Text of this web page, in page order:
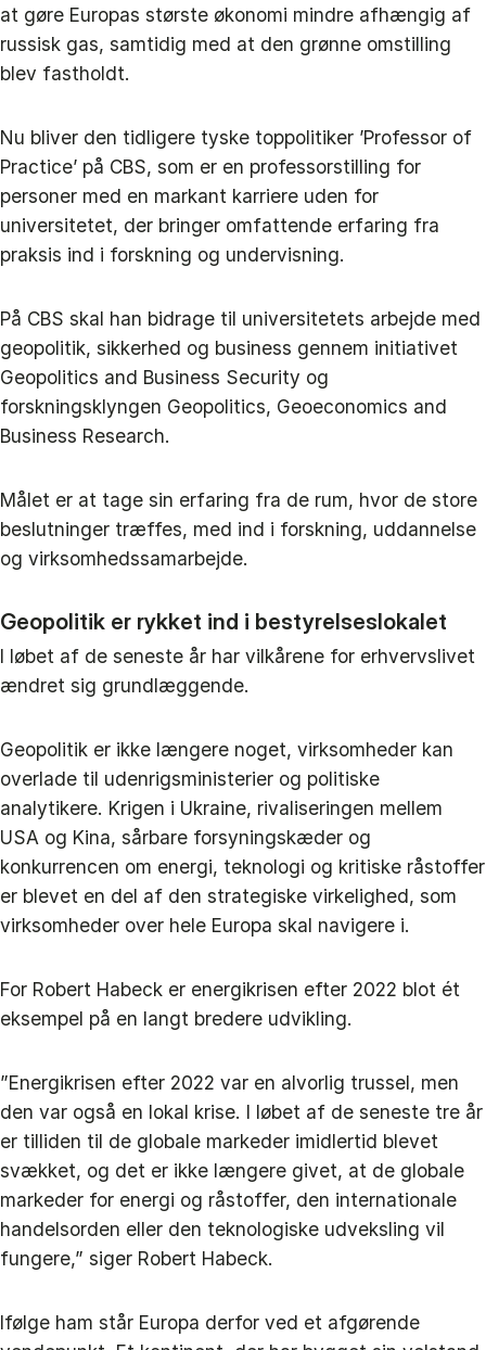
at gøre Europas største økonomi mindre afhængig af
russisk gas, samtidig med at den grønne omstilling
blev fastholdt.
Nu bliver den tidligere tyske toppolitiker ’Professor of
Practice’ på CBS, som er en professorstilling for
personer med en markant karriere uden for
universitetet, der bringer omfattende erfaring fra
praksis ind i forskning og undervisning.
På CBS skal han bidrage til universitetets arbejde med
geopolitik, sikkerhed og business gennem initiativet
Geopolitics and Business Security og
forskningsklyngen Geopolitics, Geoeconomics and
Business Research.
Målet er at tage sin erfaring fra de rum, hvor de store
beslutninger træffes, med ind i forskning, uddannelse
og virksomhedssamarbejde.
Geopolitik er rykket ind i bestyrelseslokalet
I løbet af de seneste år har vilkårene for erhvervslivet
ændret sig grundlæggende.
Geopolitik er ikke længere noget, virksomheder kan
overlade til udenrigsministerier og politiske
analytikere. Krigen i Ukraine, rivaliseringen mellem
USA og Kina, sårbare forsyningskæder og
konkurrencen om energi, teknologi og kritiske råstoffer
er blevet en del af den strategiske virkelighed, som
virksomheder over hele Europa skal navigere i.
For Robert Habeck er energikrisen efter 2022 blot ét
eksempel på en langt bredere udvikling.
”Energikrisen efter 2022 var en alvorlig trussel, men
den var også en lokal krise. I løbet af de seneste tre år
er tilliden til de globale markeder imidlertid blevet
svækket, og det er ikke længere givet, at de globale
markeder for energi og råstoffer, den internationale
handelsorden eller den teknologiske udveksling vil
fungere,” siger Robert Habeck.
Ifølge ham står Europa derfor ved et afgørende